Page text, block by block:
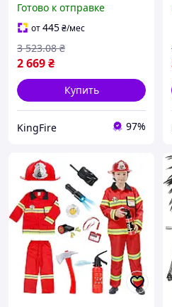
ролевой игры
медицинский наряд
FIR41_R
Готово к отправке
от445₴/мес
2 669₴
3 523.08 ₴
Купить
KingFire 97%